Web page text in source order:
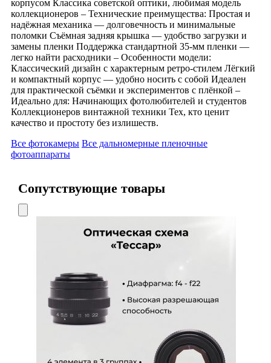
корпусом Классика советской оптики, любимая модель
коллекционеров – Технические преимущества: Простая и
надёжная механика — долговечность и минимальные
поломки Съёмная задняя крышка — удобство загрузки и
замены пленки Поддержка стандартной 35-мм пленки —
легко найти расходники – Особенности модели:
Классический дизайн с характерным ретро-стилем Лёгкий
и компактный корпус — удобно носить с собой Идеален
для практической съёмки и экспериментов с плёнкой –
Идеально для: Начинающих фотолюбителей и студентов
Коллекционеров винтажной техники Тех, кто ценит
качество и простоту без излишеств.
Все фотокамеры Все дальномерные пленочные
фотоаппараты
Сопутствующие товары